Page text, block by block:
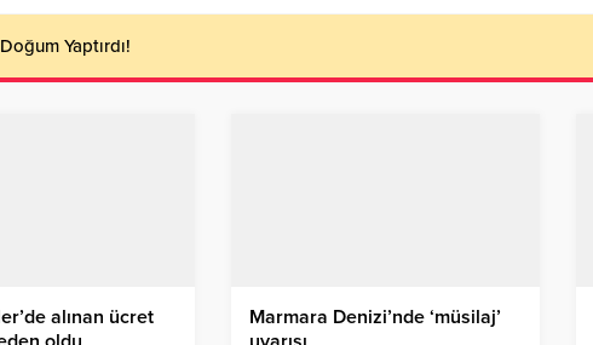
Yaptırdı!
alınan ücret
Marmara Denizi’nde ‘müsilaj’